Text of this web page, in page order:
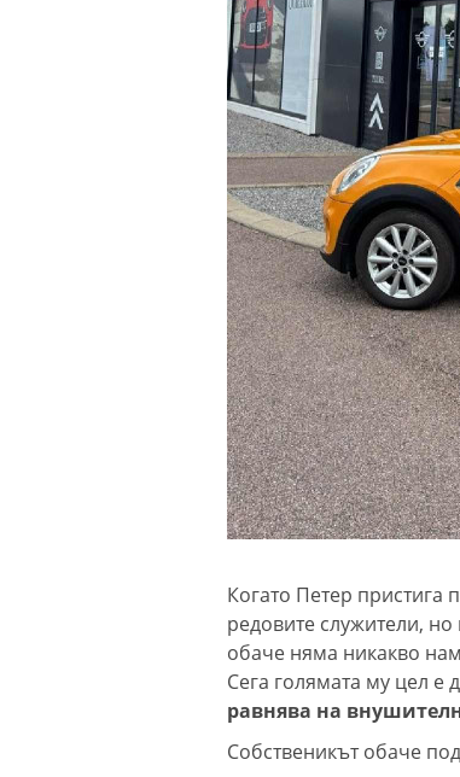
Когато Петер пристига
редовите служители,
обаче няма никакво
Сега голямата му цел
равнява на
Собственикът обаче